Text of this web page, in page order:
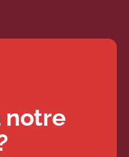
notre